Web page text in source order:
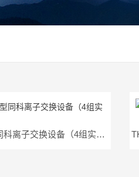
TKJS-130型同科离子交换设备（4组实验）